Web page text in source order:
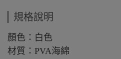
規格說明
顏色：白色
材質：PVA海綿